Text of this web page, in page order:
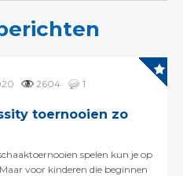
2604 1
toernooien zo
spelen kun je op
voor kinderen die beginnen